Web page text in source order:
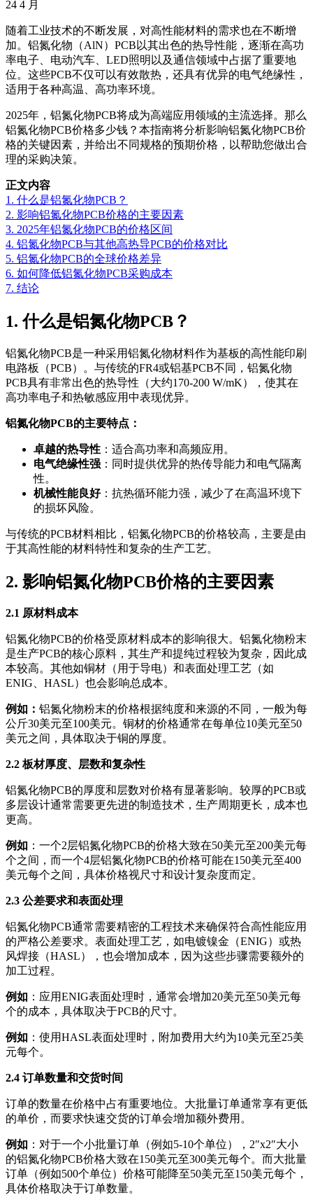
24 4 月
随着工业技术的不断发展，对高性能材料的需求也在不断增
加。铝氮化物（AlN）PCB以其出色的热导性能，逐渐在高功
率电子、电动汽车、LED照明以及通信领域中占据了重要地
位。这些PCB不仅可以有效散热，还具有优异的电气绝缘性，
适用于各种高温、高功率环境。
2025年，铝氮化物PCB将成为高端应用领域的主流选择。那么
铝氮化物PCB价格多少钱？本指南将分析影响铝氮化物PCB价
格的关键因素，并给出不同规格的预期价格，以帮助您做出合
理的采购决策。
正文内容
1. 什么是铝氮化物PCB？
2. 影响铝氮化物PCB价格的主要因素
3. 2025年铝氮化物PCB的价格区间
4. 铝氮化物PCB与其他高热导PCB的价格对比
5. 铝氮化物PCB的全球价格差异
6. 如何降低铝氮化物PCB采购成本
7. 结论
1. 什么是铝氮化物PCB？
铝氮化物PCB是一种采用铝氮化物材料作为基板的高性能印刷
电路板（PCB）。与传统的FR4或铝基PCB不同，铝氮化物
PCB具有非常出色的热导性（大约170-200 W/mK），使其在
高功率电子和热敏感应用中表现优异。
铝氮化物PCB的主要特点：
卓越的热导性 ：适合高功率和高频应用。
电气绝缘性强 ：同时提供优异的热传导能力和电气隔离
性。
机械性能良好：抗热循环能力强，减少了在高温环境下
的损坏风险。
与传统的PCB材料相比，铝氮化物PCB的价格较高，主要是由
于其高性能的材料特性和复杂的生产工艺。
2. 影响铝氮化物PCB价格的主要因素
2.1 原材料成本
铝氮化物PCB的价格受原材料成本的影响很大。铝氮化物粉末
是生产PCB的核心原料，其生产和提纯过程较为复杂，因此成
本较高。其他如铜材（用于导电）和表面处理工艺（如
ENIG、HASL）也会影响总成本。
例如： 铝氮化物粉末的价格根据纯度和来源的不同，一般为每
公斤30美元至100美元。铜材的价格通常在每单位10美元至50
美元之间，具体取决于铜的厚度。
2.2 板材厚度、层数和复杂性
铝氮化物PCB的厚度和层数对价格有显著影响。较厚的PCB或
多层设计通常需要更先进的制造技术，生产周期更长，成本也
更高。
例如 ：一个2层铝氮化物PCB的价格大致在50美元至200美元每
个之间，而一个4层铝氮化物PCB的价格可能在150美元至400
美元每个之间，具体价格视尺寸和设计复杂度而定。
2.3 公差要求和表面处理
铝氮化物PCB通常需要精密的工程技术来确保符合高性能应用
的严格公差要求。表面处理工艺，如电镀镍金（ENIG）或热
风焊接（HASL），也会增加成本，因为这些步骤需要额外的
加工过程。
例如 ：应用ENIG表面处理时，通常会增加20美元至50美元每
个的成本，具体取决于PCB的尺寸。
例如 ：使用HASL表面处理时，附加费用大约为10美元至25美
元每个。
2.4 订单数量和交货时间
订单的数量在价格中占有重要地位。大批量订单通常享有更低
的单价，而要求快速交货的订单会增加额外费用。
例如 ：对于一个小批量订单（例如5-10个单位），2″x2″大小
的铝氮化物PCB价格大致在150美元至300美元每个。而大批量
订单（例如500个单位）价格可能降至50美元至150美元每个，
具体价格取决于订单数量。